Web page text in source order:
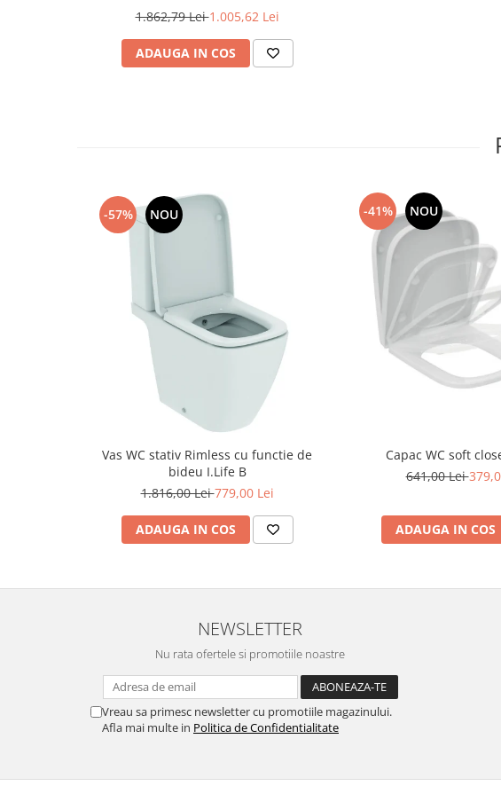
1.862,79 Lei1.005,62 Lei
ADAUGA IN COS
-57% NOU
Vas WC stativ Rimless cu functie de
bideu I.Life B
1.816,00 Lei779,00 Lei
ADAUGA IN COS
-41% NOU
Capac WC soft
641,00 Lei
ADAUGA IN COS
NEWSLETTER
Nu rata ofertele si promotiile noastre
Vreau sa primesc newsletter cu promotiile magazinului.
Afla mai multe in Politica de Confidentialitate